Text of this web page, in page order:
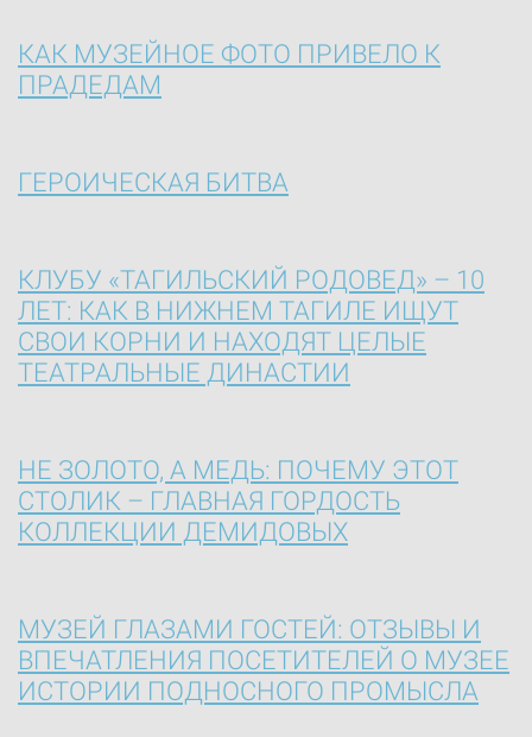
КАК МУЗЕЙНОЕ ФОТО ПРИВЕЛО К
ПРАДЕДАМ
ГЕРОИЧЕСКАЯ БИТВА
КЛУБУ «ТАГИЛЬСКИЙ РОДОВЕД» – 10
ЛЕТ: КАК В НИЖНЕМ ТАГИЛЕ ИЩУТ
СВОИ КОРНИ И НАХОДЯТ ЦЕЛЫЕ
ТЕАТРАЛЬНЫЕ ДИНАСТИИ
НЕ ЗОЛОТО, А МЕДЬ: ПОЧЕМУ ЭТОТ
СТОЛИК – ГЛАВНАЯ ГОРДОСТЬ
КОЛЛЕКЦИИ ДЕМИДОВЫХ
МУЗЕЙ ГЛАЗАМИ ГОСТЕЙ: ОТЗЫВЫ И
ВПЕЧАТЛЕНИЯ ПОСЕТИТЕЛЕЙ О МУЗЕЕ
ИСТОРИИ ПОДНОСНОГО ПРОМЫСЛА